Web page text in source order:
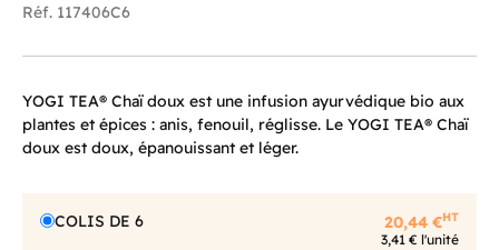
Réf. 117406C6
YOGI TEA® Chaï doux est une infusion ayurvédique bio aux
plantes et épices : anis, fenouil, réglisse. Le YOGI TEA® Chaï
doux est doux, épanouissant et léger.
COLIS DE 6 20,44 €HT
3,41 € l'unité